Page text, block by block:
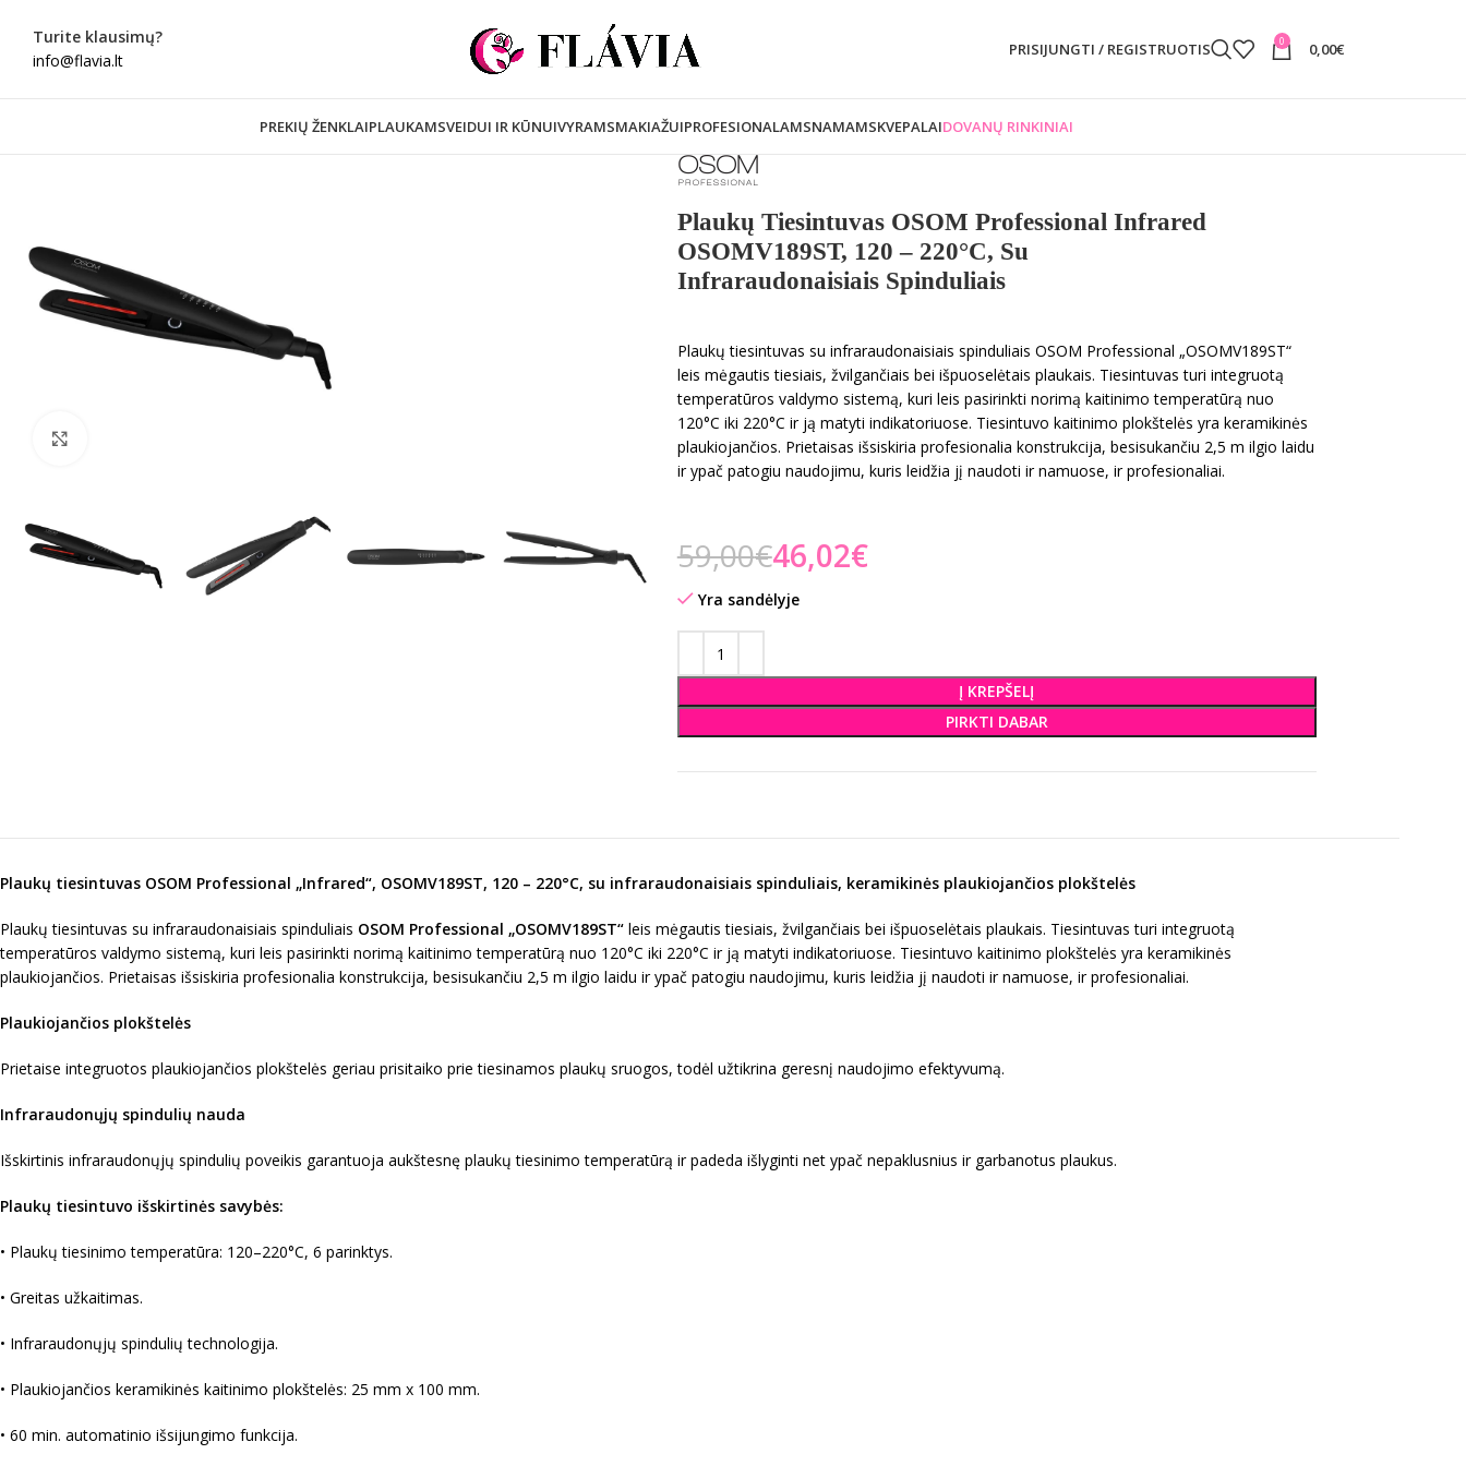
Turite klausimų?
info@flavia.lt
PRISIJUNGTI / REGISTRUOTIS 0 0,00€
PREKIŲ ŽENKLAIPLAUKAMSVEIDUI IR KŪNUIVYRAMSMAKIAŽUIPROFESIONALAMSNAMAMSKVEPALAIDOVANŲ RINKINIAI
Plaukų Tiesintuvas OSOM Professional Infrared
OSOMV189ST, 120 – 220°C, Su
Infraraudonaisiais Spinduliais
Plaukų tiesintuvas su infraraudonaisiais spinduliais OSOM Professional „OSOMV189ST“
leis mėgautis tiesiais, žvilgančiais bei išpuoselėtais plaukais. Tiesintuvas turi integruotą
temperatūros valdymo sistemą, kuri leis pasirinkti norimą kaitinimo temperatūrą nuo
120°C iki 220°C ir ją matyti indikatoriuose. Tiesintuvo kaitinimo plokštelės yra keramikinės
plaukiojančios. Prietaisas išsiskiria profesionalia konstrukcija, besisukančiu 2,5 m ilgio laidu
ir ypač patogiu naudojimu, kuris leidžia jį naudoti ir namuose, ir profesionaliai.
59,00€46,02€
Yra sandėlyje
Į KREPŠELĮ
PIRKTI DABAR
Plaukų tiesintuvas OSOM Professional „Infrared“, OSOMV189ST, 120 – 220°C, su infraraudonaisiais spinduliais, keramikinės plaukiojančios plokštelės
Plaukų tiesintuvas su infraraudonaisiais spinduliais OSOM Professional „OSOMV189ST“ leis mėgautis tiesiais, žvilgančiais bei išpuoselėtais plaukais. Tiesintuvas turi integruotą
temperatūros valdymo sistemą, kuri leis pasirinkti norimą kaitinimo temperatūrą nuo 120°C iki 220°C ir ją matyti indikatoriuose. Tiesintuvo kaitinimo plokštelės yra keramikinės
plaukiojančios. Prietaisas išsiskiria profesionalia konstrukcija, besisukančiu 2,5 m ilgio laidu ir ypač patogiu naudojimu, kuris leidžia jį naudoti ir namuose, ir profesionaliai.
Plaukiojančios plokštelės
Prietaise integruotos plaukiojančios plokštelės geriau prisitaiko prie tiesinamos plaukų sruogos, todėl užtikrina geresnį naudojimo efektyvumą.
Infraraudonųjų spindulių nauda
Išskirtinis infraraudonųjų spindulių poveikis garantuoja aukštesnę plaukų tiesinimo temperatūrą ir padeda išlyginti net ypač nepaklusnius ir garbanotus plaukus.
Plaukų tiesintuvo išskirtinės savybės:
• Plaukų tiesinimo temperatūra: 120–220°C, 6 parinktys.
• Greitas užkaitimas.
• Infraraudonųjų spindulių technologija.
• Plaukiojančios keramikinės kaitinimo plokštelės: 25 mm x 100 mm.
• 60 min. automatinio išsijungimo funkcija.